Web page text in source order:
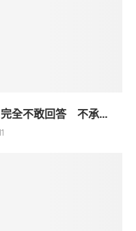
全不敢回答 不承...